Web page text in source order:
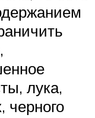
лука,
черного